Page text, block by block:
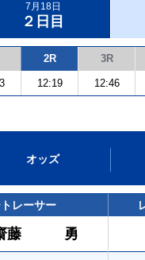
7月18日
２日目
2R 3R
12:19 12:46
オッズ
レーサー
藤 勇